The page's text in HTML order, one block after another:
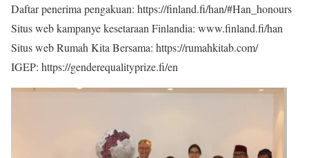
Daftar penerima pengakuan: https://finland.fi/han/#Han_honours
Situs web kampanye kesetaraan Finlandia: www.finland.fi/han
Situs web Rumah Kita Bersama: https://rumahkitab.com/
IGEP: https://genderequalityprize.fi/en